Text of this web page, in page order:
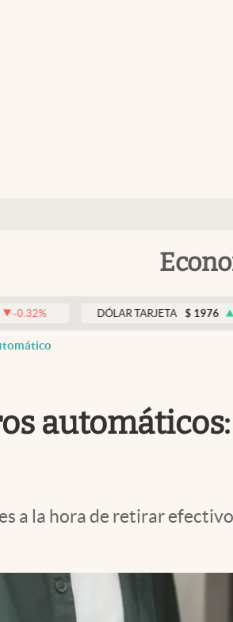
% DÓLAR TARJETA $ 1976 0.33 %
a la hora de retirar